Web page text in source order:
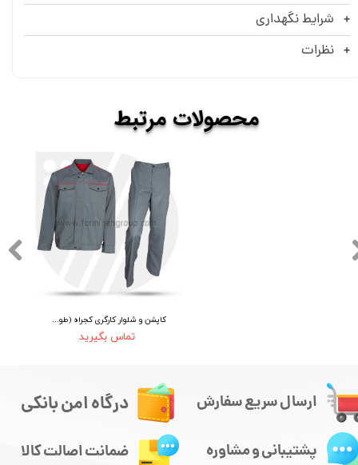
شرایط نگهداری
نظرات
کاپشن و شلوار کارگری کجراه (طوسی)
تماس بگیرید
​​محصولاتمرتبط
ارسال سریع سفارش درگاه امن بانکی
پشتیبانی و مشاوره ضمانت اصالت کالا